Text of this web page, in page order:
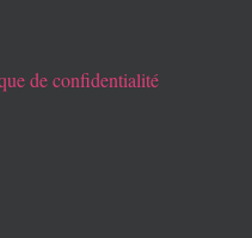
de confidentialité